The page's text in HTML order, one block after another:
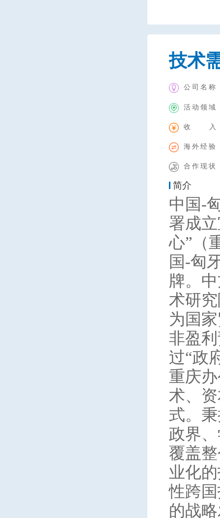
技术
公司名称
活动领域
收 入
海外经验
合作现状
简介
中国-
署成
心”（
国-匈
牌。
术研
为国
非盈
过“政
重庆
术、
式。
政界
覆盖
业化
性跨
的战